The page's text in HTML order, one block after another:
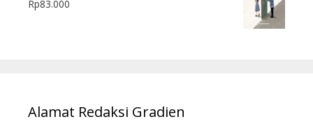
Rp83.000
Alamat Redaksi Gradien